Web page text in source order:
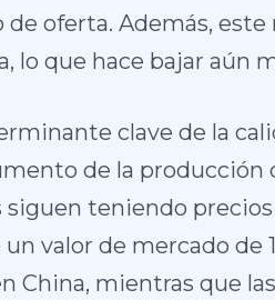
oferta. Además,
que hace bajar aún
clave de la
de la producción
teniendo precios
valor de mercado de
China, mientras que